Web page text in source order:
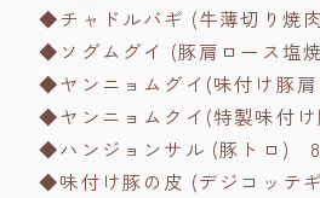
◆チャドルバギ (牛薄切り焼
◆ソグムグイ (豚肩ロース塩
◆ヤンニョムグイ(味付け豚
◆ヤンニョムクイ(特製味付
◆ハンジョンサル (豚トロ)
◆味付け豚の皮 (デジコッテ